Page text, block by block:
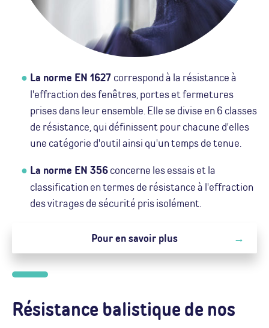
La norme EN 1627 correspond à la résistance à
l'effraction des fenêtres, portes et fermetures
prises dans leur ensemble. Elle se divise en 6 classes
de résistance, qui définissent pour chacune d'elles
une catégorie d'outil ainsi qu'un temps de tenue.
La norme EN 356concerne les essais et la
classification en termes de résistance à l'effraction
des vitrages de sécurité pris isolément.
Pour en savoir plus
Résistance balistique de nos